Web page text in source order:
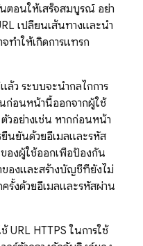
ตอนให้เสร็จสมบูรณ์ อย่า
เปลี่ยนเส้นทางและนำ
ทำให้เกิดการแทรก
ล้ว ระบบจะนำกลไกการ
ก่อนหน้านี้ออกจากผู้ใช้
วอย่างเช่น หากก่อนหน้า
นยันด้วยอีเมลและรหัส
องผู้ใช้ออกเพื่อป้องกัน
ของและสร้างบัญชีที่ยังไม่
รั้งด้วยอีเมลและรหัสผ่าน
URL HTTPS ในการใช้